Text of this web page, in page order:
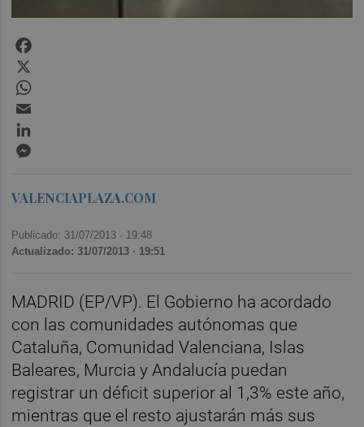
VALENCIAPLAZA.COM
Publicado: 31/07/2013 · 19:48
Actualizado: 31/07/2013 · 19:51
MADRID (EP/VP). El Gobierno ha acordado
con las comunidades autónomas que
Cataluña, Comunidad Valenciana, Islas
Baleares, Murcia y Andalucía puedan
registrar un déficit superior al 1,3% este año,
mientras que el resto ajustarán más sus